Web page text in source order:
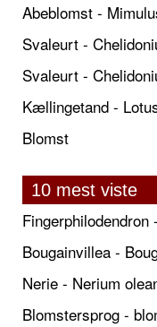
Abeblomst -
Svaleurt -
Svaleurt -
Kællingetand -
Blomst
10 mest viste
Bougainvillea -
Nerie - Nerium
Blomstersprog -